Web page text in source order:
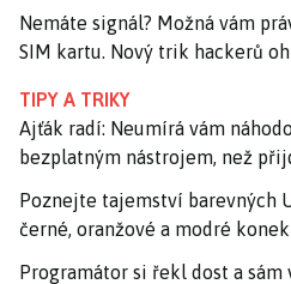
Nemáte signál? Možná vám
SIM kartu. Nový trik hackerů
TIPY A TRIKY
Ajťák radí: Neumírá vám
bezplatným nástrojem, než
Poznejte tajemství barevných
černé, oranžové a modré
Programátor si řekl dost a sám